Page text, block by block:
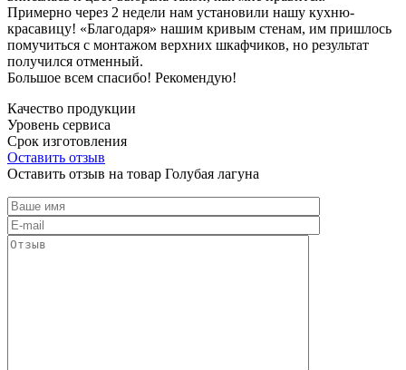
Примерно через 2 недели нам установили нашу кухню-
красавицу! «Благодаря» нашим кривым стенам, им пришлось
помучиться с монтажом верхних шкафчиков, но результат
получился отменный.
Большое всем спасибо! Рекомендую!
Качество продукции
Уровень сервиса
Срок изготовления
Оставить отзыв
Оставить отзыв на товар Голубая лагуна